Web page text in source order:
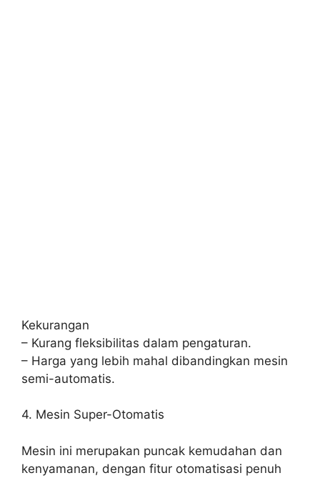
Kekurangan
– Kurang fleksibilitas dalam pengaturan.
– Harga yang lebih mahal dibandingkan mesin
semi-automatis.
4. Mesin Super-Otomatis
Mesin ini merupakan puncak kemudahan dan
kenyamanan, dengan fitur otomatisasi penuh